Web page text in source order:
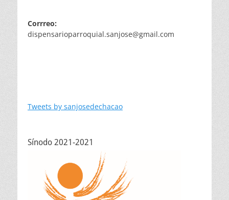
Corrreo:
dispensarioparroquial.sanjose@gmail.com
Tweets by sanjosedechacao
Sínodo 2021-2021